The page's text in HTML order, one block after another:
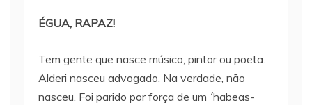
ÉGUA, RAPAZ!
Tem gente que nasce músico, pintor ou poeta.
Alderi nasceu advogado. Na verdade, não
nasceu. Foi parido por força de um ´habeas-